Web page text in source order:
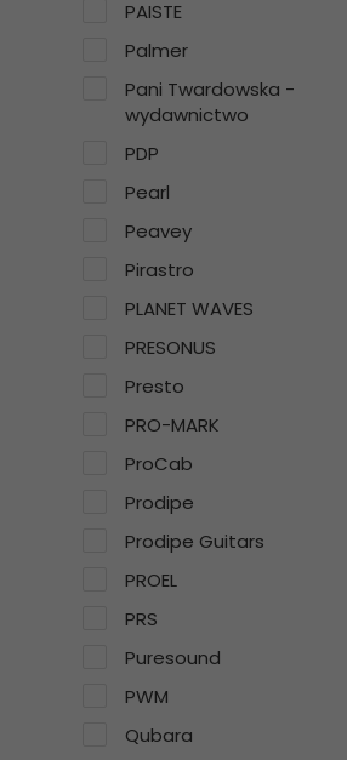
PAISTE
Palmer
Pani Twardowska -
wydawnictwo
PDP
Pearl
Peavey
Pirastro
PLANET WAVES
PRESONUS
Presto
PRO-MARK
ProCab
Prodipe
Prodipe Guitars
PROEL
PRS
Puresound
PWM
Qubara